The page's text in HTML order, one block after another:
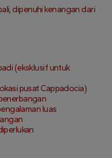
dipenuhi kenangan dari
(eksklusif untuk
pusat Cappadocia)
luas